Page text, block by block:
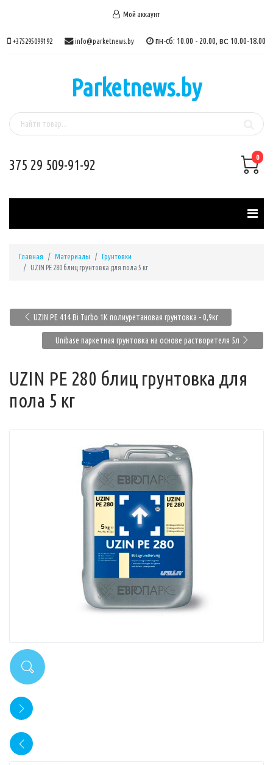
Мой аккаунт
+375295099192 info@parketnews.by пн-сб: 10.00 - 20.00, вс: 10.00-18.00
Parketnews.by
375 29 509-91-92 0
Главная Материалы
Грунтовки
UZIN PE 280 блиц грунтовка для пола 5 кг
UZIN PE 414 Bi Turbo 1К полиуретановая грунтовка - 0,9кг
Unibase паркетная грунтовка на основе растворителя 5л
UZIN PE 280 блиц грунтовка для
пола 5 кг